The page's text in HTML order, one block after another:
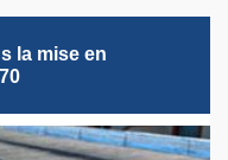
la mise en